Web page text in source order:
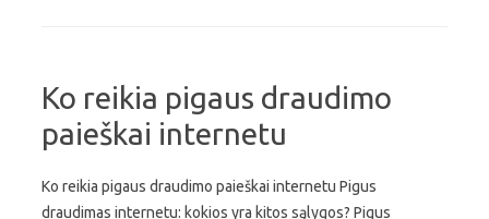
Ko reikia pigaus draudimo
paieškai internetu
Ko reikia pigaus draudimo paieškai internetu Pigus
draudimas internetu: kokios yra kitos sąlygos? Pigus